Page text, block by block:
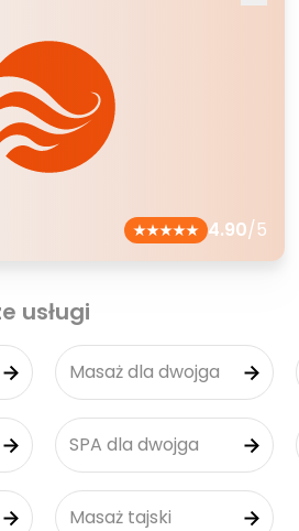
4.90/5
usługi
Masaż dla dwojga
SPA dla dwojga
Masaż tajski